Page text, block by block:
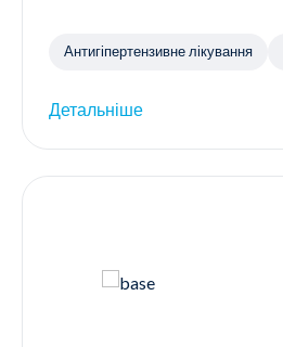
Антигіпертензивне лікування
Детальніше